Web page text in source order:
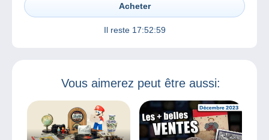
Acheter
Il reste 17:52:59
Vous aimerez peut être aussi: